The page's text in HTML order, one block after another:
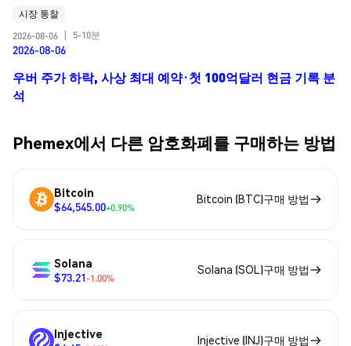
시장 통찰
2026-08-06
5-10분
2026-08-06
우버 주가 하락, 사상 최대 예약·첫 100억달러 현금 기록 분
석
Phemex에서 다른 암호화폐를 구매하는 방법
Bitcoin
$64,545.00+0.90%
Bitcoin (BTC)구매 방법
Solana
$73.21-1.00%
Solana (SOL)구매 방법
Injective
Injective (INJ)구매 방법